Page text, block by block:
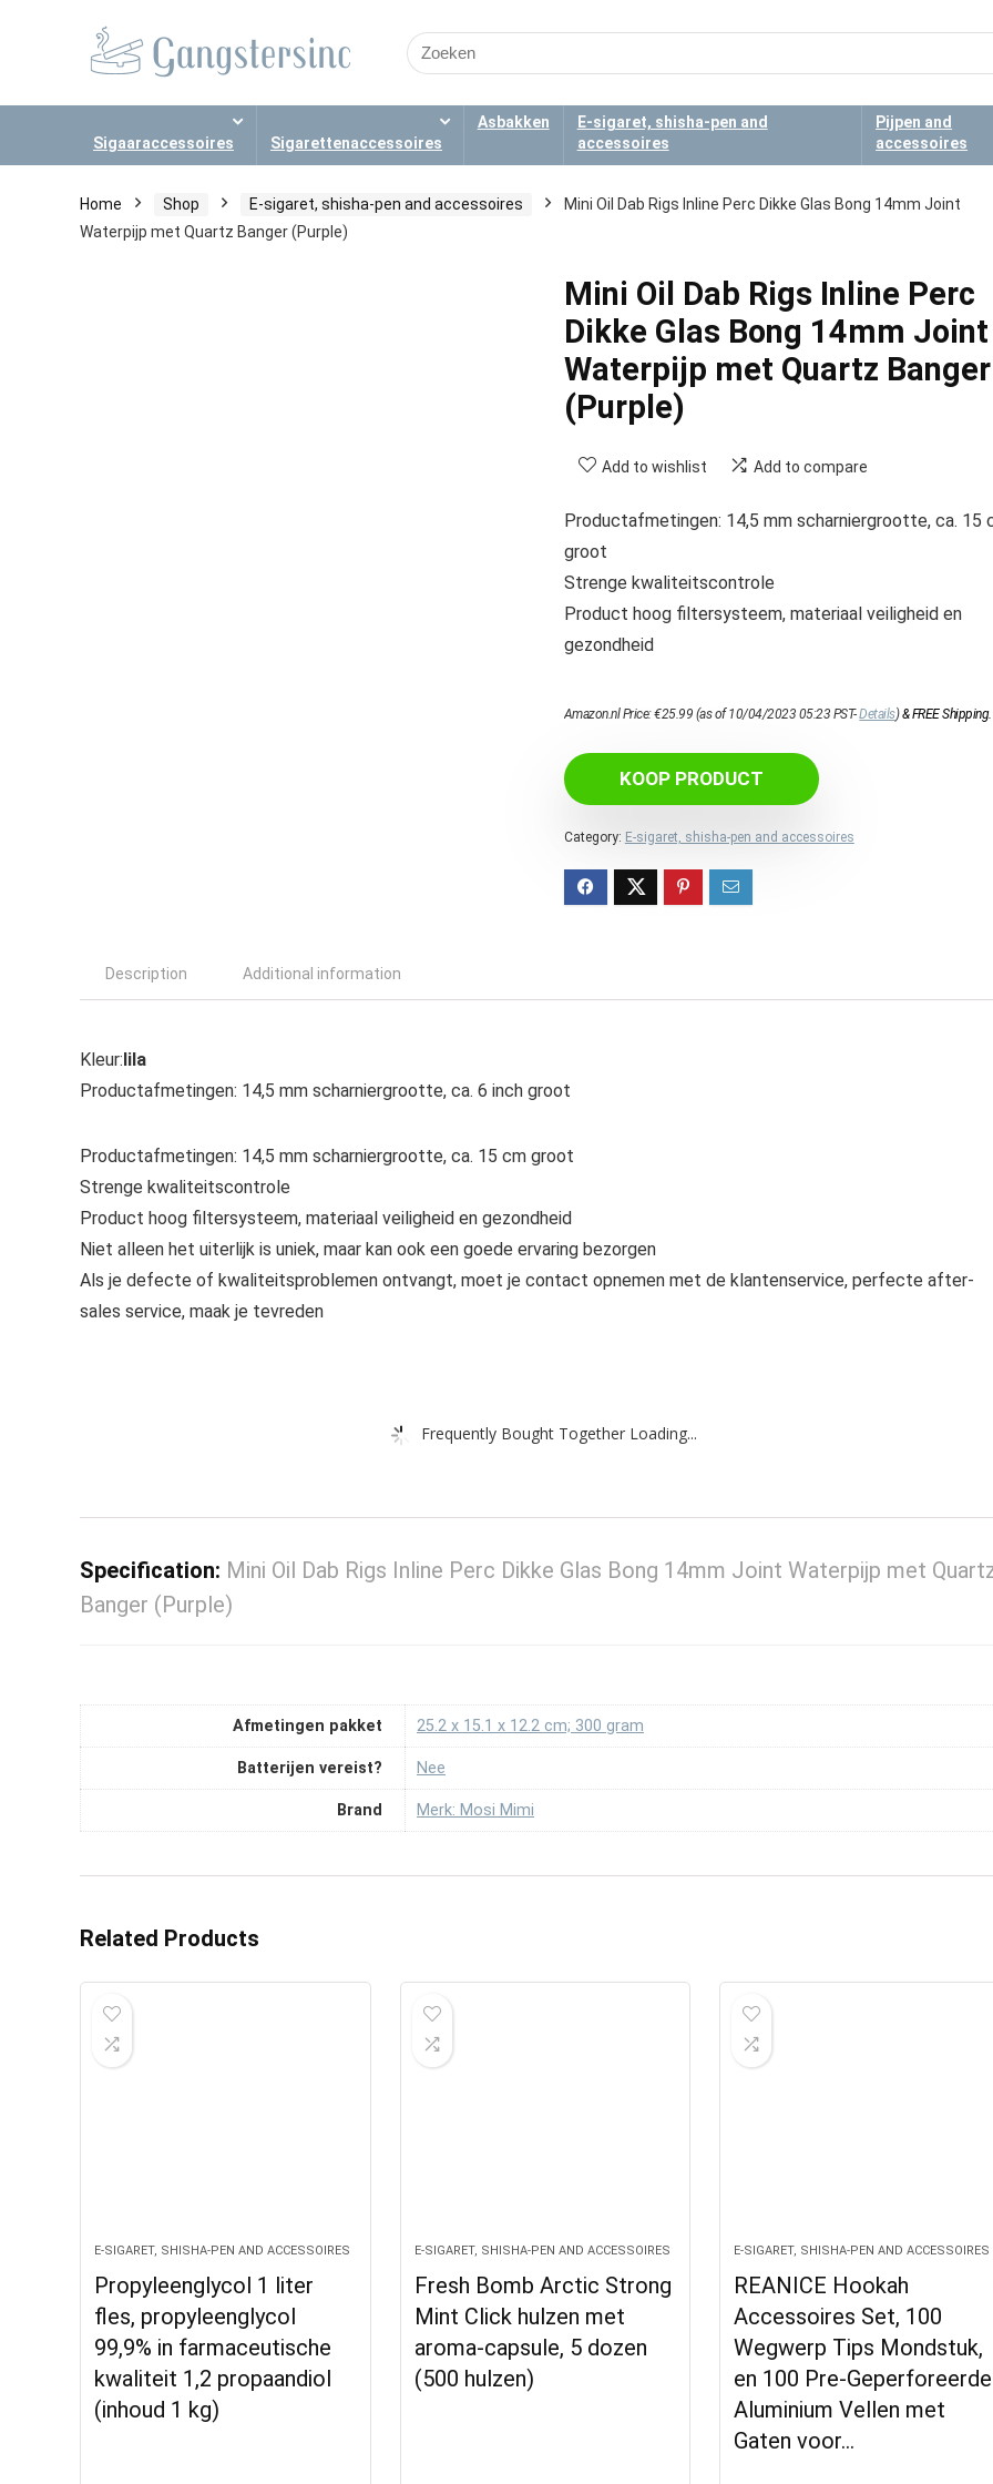
Search
for:
Sigaaraccessoires Sigarettenaccessoires
Asbakken
E-sigaret, shisha-pen and
accessoires
Pijpen and
accessoires
Home Shop E-sigaret, shisha-pen and accessoires
Mini Oil Dab Rigs Inline Perc Dikke Glas Bong 14mm Joint
Waterpijp met Quartz Banger (Purple)
Mini Oil Dab Rigs Inline Perc
Dikke Glas Bong 14mm Joint
Waterpijp met Quartz Banger
(Purple)
Add to wishlist Add to compare
Productafmetingen: 14,5 mm scharniergrootte, ca. 15
groot
Strenge kwaliteitscontrole
Product hoog filtersysteem, materiaal veiligheid en
gezondheid
Amazon.nl Price:€25.99 (as of 10/04/2023 05:23 PST-Details)&FREE Shipping.
KOOP PRODUCT
Category: E-sigaret, shisha-pen and accessoires
Description Additional information
Kleur:lila
Productafmetingen: 14,5 mm scharniergrootte, ca. 6 inch groot
Productafmetingen: 14,5 mm scharniergrootte, ca. 15 cm groot
Strenge kwaliteitscontrole
Product hoog filtersysteem, materiaal veiligheid en gezondheid
Niet alleen het uiterlijk is uniek, maar kan ook een goede ervaring bezorgen
Als je defecte of kwaliteitsproblemen ontvangt, moet je contact opnemen met de klantenservice, perfecte after-
sales service, maak je tevreden
Frequently Bought Together Loading...
Specification: Mini Oil Dab Rigs Inline Perc Dikke Glas Bong 14mm Joint Waterpijp met
Banger (Purple)
Afmetingen pakket ‎25.2 x 15.1 x 12.2 cm; 300 gram
Batterijen vereist? ‎Nee
Brand Merk: Mosi Mimi
Related Products
E-SIGARET, SHISHA-PEN AND ACCESSOIRES
Propyleenglycol 1 liter
fles, propyleenglycol
99,9% in farmaceutische
kwaliteit 1,2 propaandiol
(inhoud 1 kg)
E-SIGARET, SHISHA-PEN AND ACCESSOIRES
Fresh Bomb Arctic Strong
Mint Click hulzen met
aroma-capsule, 5 dozen
(500 hulzen)
E-SIGARET, SHISHA-PEN AND ACCESSOIRES
REANICE Hookah
Accessoires Set, 100
Wegwerp Tips Mondstuk,
en 100 Pre-Geperforeerde
Aluminium Vellen met
Gaten voor…